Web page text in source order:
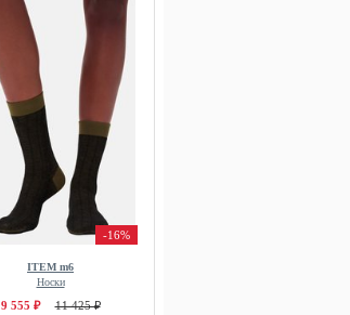
-16%
ITEM m6
Носки
9 555 ₽ 11 425 ₽